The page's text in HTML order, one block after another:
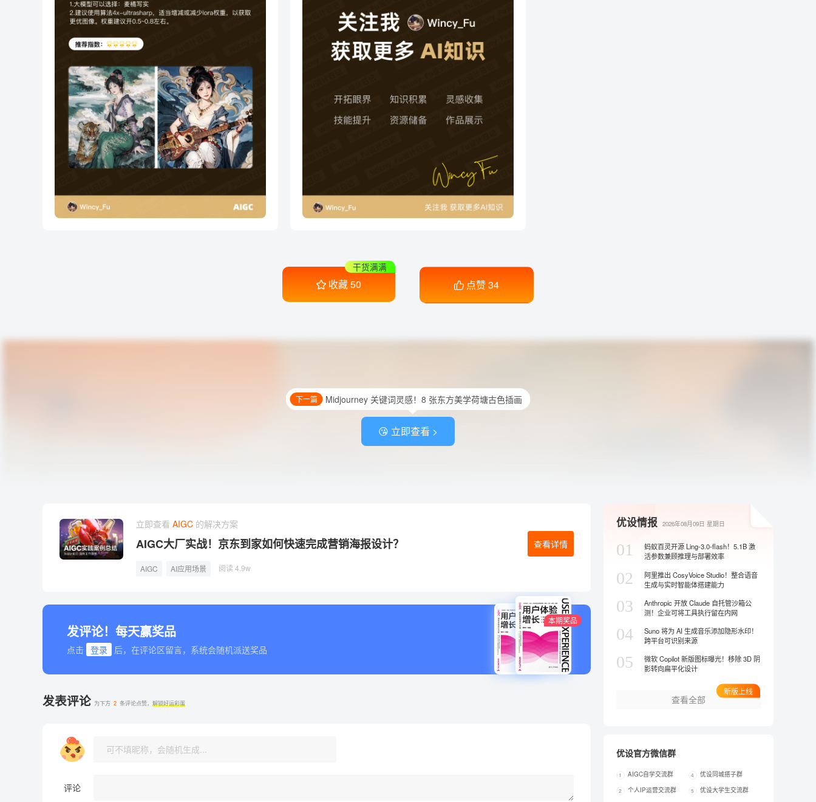
收藏50
干货满满
点赞34
😘 立即查看 >
下一篇 Midjourney 关键词灵感！8 张东方美学荷塘古色插画
优设情报 2026年08月09日 星期日
01
蚂蚁百灵开源 Ling-3.0-flash！5.1B 激
活参数兼顾推理与部署效率
02
阿里推出 CosyVoice Studio！整合语音
生成与实时智能体搭建能力
03
Anthropic 开放 Claude 自托管沙箱公
测！企业可将工具执行留在内网
04
Suno 将为 AI 生成音乐添加隐形水印！
跨平台可识别来源
05
微软 Copilot 新版图标曝光！移除 3D 阴
影转向扁平化设计
查看全部
新版上线
优设官方微信群
1 AIGC自学交流群
2
个人IP运营交流群
4 优设同城搭子群
5
优设大学生交流群
立即查看 AIGC 的解决方案
AIGC大厂实战！京东到家如何快速完成营销海报设计？
AIGC AI应用场景 阅读 4.9w
查看详情
发评论！每天赢奖品
点击 登录 后，在评论区留言，系统会随机派送奖品
本期奖品
发表评论 为下方 2 条评论点赞， 解锁好运彩蛋
评论